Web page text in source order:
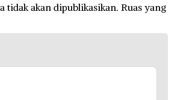
tidak akan dipublikasikan. Ruas yang